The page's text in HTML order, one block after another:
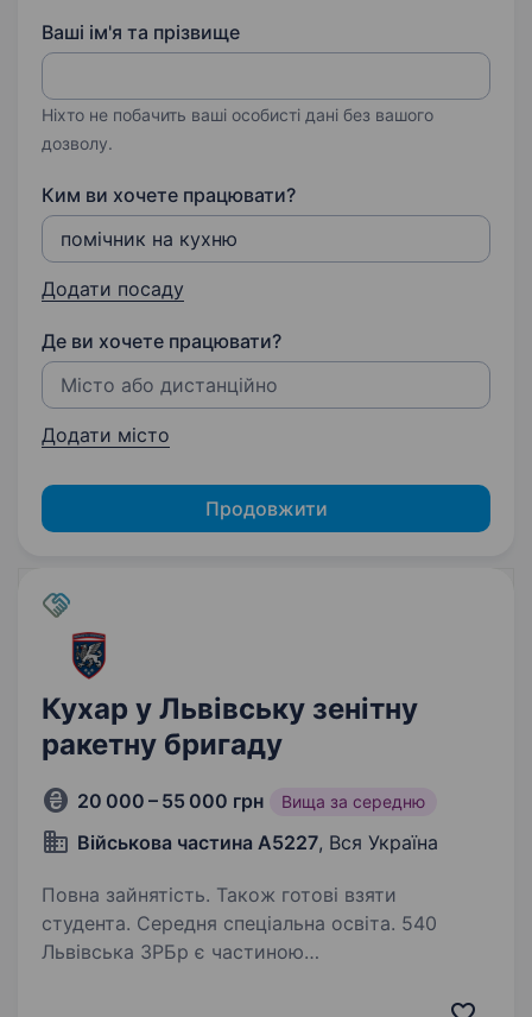
Ваші ім'я та прізвище
Ніхто не побачить ваші особисті дані без вашого
дозволу.
Ким ви хочете працювати?
Додати посаду
Де ви хочете працювати?
Додати місто
Продовжити
Кухар у Львівську зенітну
ракетну бригаду
20 000 – 55 000 грн Вища за середню
Військова частина А5227, Вся Україна
Повна зайнятість. Також готові взяти
студента. Середня спеціальна освіта. 540
Львівська ЗРБр є частиною